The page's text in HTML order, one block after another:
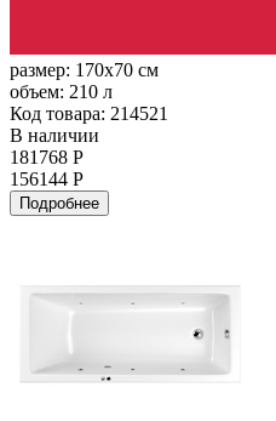
размер: 170x70 см
объем: 210 л
Код товара: 214521
В наличии
181768 Р
156144 Р
Подробнее